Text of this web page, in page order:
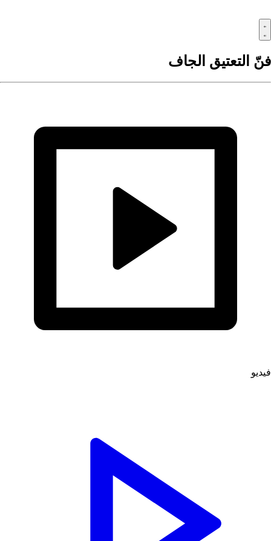
فنّ التعتيق الجاف
فيديو